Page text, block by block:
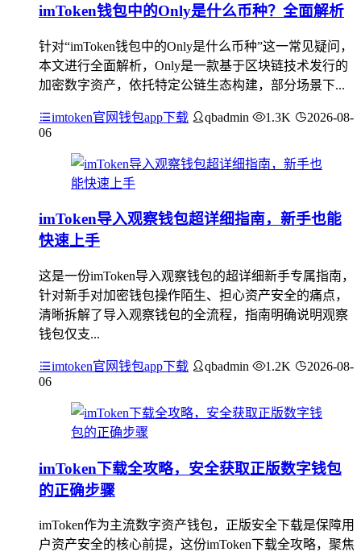
imToken钱包中的Only是什么币种？全面解析
针对“imToken钱包中的Only是什么币种”这一常见疑问，
本文进行全面解析，Only是一款基于区块链技术发行的
加密数字资产，依托特定公链生态构建，部分场景下...
imtoken官网钱包app下载 qbadmin 1.3K
2026-08-
06
imToken导入观察钱包超详细指南，新手也能
快速上手
这是一份imToken导入观察钱包的超详细新手专属指南，
针对新手对加密钱包操作陌生、担心资产安全的痛点，
清晰拆解了导入观察钱包的全流程，指南明确说明观察
钱包仅支...
imtoken官网钱包app下载 qbadmin 1.2K
2026-08-
06
imToken下载全攻略，安全获取正版数字钱包
的正确步骤
imToken作为主流数字资产钱包，正版安全下载是保障用
户资产安全的核心前提，这份imToken下载全攻略，聚焦